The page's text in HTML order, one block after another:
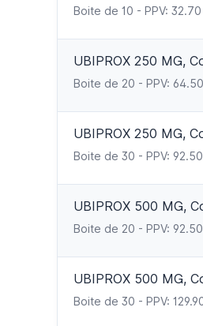
Boite de 10 - PPV: 32.70
UBIPROX 250 MG,
Boite de 20 - PPV:
UBIPROX 250 MG,
Boite de 30 - PPV: 92.50
UBIPROX 500 MG,
Boite de 20 - PPV: 92.50
UBIPROX 500 MG,
Boite de 30 - PPV: